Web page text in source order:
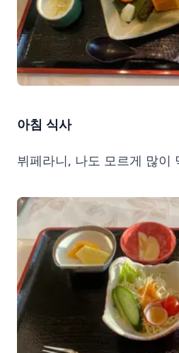
아침 식사
뷔페라니, 나도 모르게 많이